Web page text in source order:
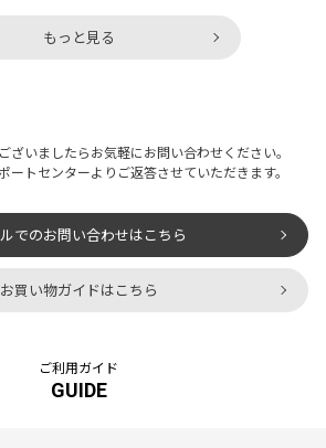
もっと見る
ざいましたらお気軽にお問い合わせください。
ートセンターよりご返答させていただきます。
でのお問い合わせはこちら
お買い物ガイドはこちら
ご利用ガイド
GUIDE